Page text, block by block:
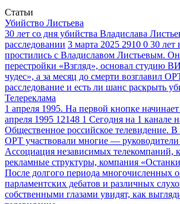
Статьи
Убийство Листьева
30 лет со дня убийства Владислава
расследовании 3 марта 2025 2910 0 30 лет
простились с Владиславом Листьевым.
перестройки «Взгляд», основал студию
чудес», а за месяц до смерти возглавил
расследование и есть ли шанс раскрыть
Телереклама
1 апреля 1995. На первой кнопке
апреля 1995 12148 1 Сегодня на 1 канале
Общественное российское телевидение. В
ОРТ участвовали многие —
Ассоциация независимых телекомпаний,
рекламные структуры, компания
После долгого периода многочисленных
парламентских дебатов и различных
собственными глазами увидят, как